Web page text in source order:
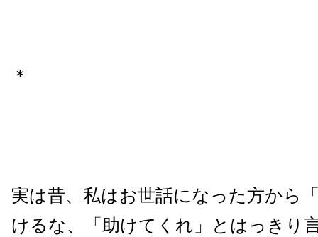
＊
実は昔、私はお世話になった方から
けるな、「助けてくれ」とはっきり